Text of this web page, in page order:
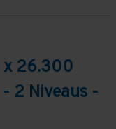
x 26.300
- 2 Niveaus -